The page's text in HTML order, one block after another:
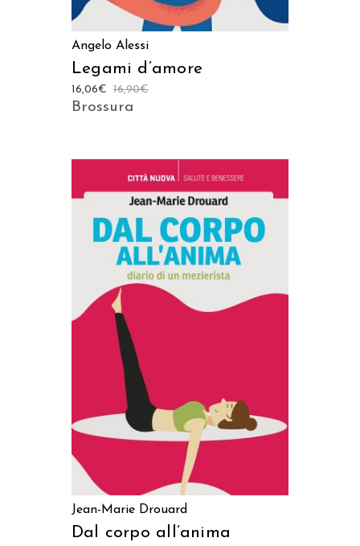
Angelo Alessi
Legami d’amore
16,90€
16,06€
Brossura
AGGIUNGI AL CARRELLO
Jean-Marie Drouard
Dal corpo all’anima